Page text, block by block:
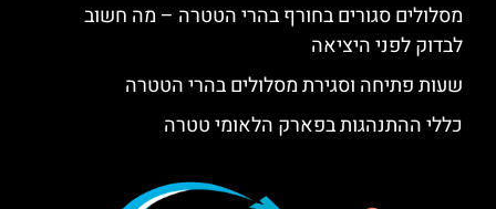
מסלולים סגורים בחורף בהרי הטטרה – מה חשוב
לבדוק לפני היציאה
שעות פתיחה וסגירת מסלולים בהרי הטטרה
כללי ההתנהגות בפארק הלאומי טטרה